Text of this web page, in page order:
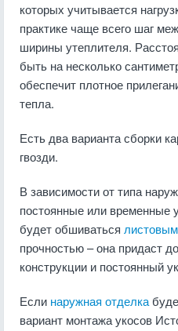
которых учитывается
практике чаще всего шаг
ширины утеплителя.
быть на несколько
обеспечит плотное
тепла.
Есть два варианта сборки
гвозди.
В зависимости от типа
постоянные или временные
будет обшиваться
прочностью – она придаст
конструкции и постоянный
Если наружная отделка
вариант монтажа укосов